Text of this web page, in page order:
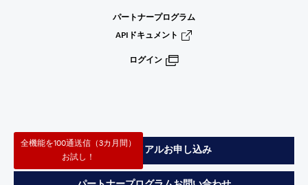
パートナープログラム
APIドキュメント
ログイン
無料トライアルお申し込み
全機能を100通送信（3カ月間）
お試し！